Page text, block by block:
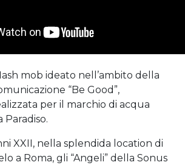
mob ideato nell’ambito della
“Be Good”,
per il marchio di acqua
Paradiso.
XXII, nella splendida location di
a Roma, gli “Angeli” della Sonus